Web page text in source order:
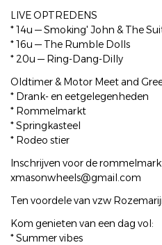
LIVE OPTREDENS
* 14u — Smoking' John & The
* 16u — The Rumble Dolls
* 20u — Ring-Dang-Dilly
Oldtimer & Motor Meet and
* Drank- en eetgelegenheden
* Rommelmarkt
* Springkasteel
* Rodeo stier
Inschrijven voor de
xmasonwheels@gmail.com
Ten voordele van vzw
Kom genieten van een dag vol:
* Summer vibes